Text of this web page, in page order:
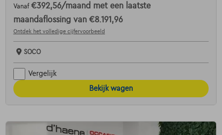
Vanaf €392,56/maand met een laatste
maandaflossing van €8.191,96
Ontdek het volledige cijfervoorbeeld
SOCO
Vergelijk
Bekijk wagen